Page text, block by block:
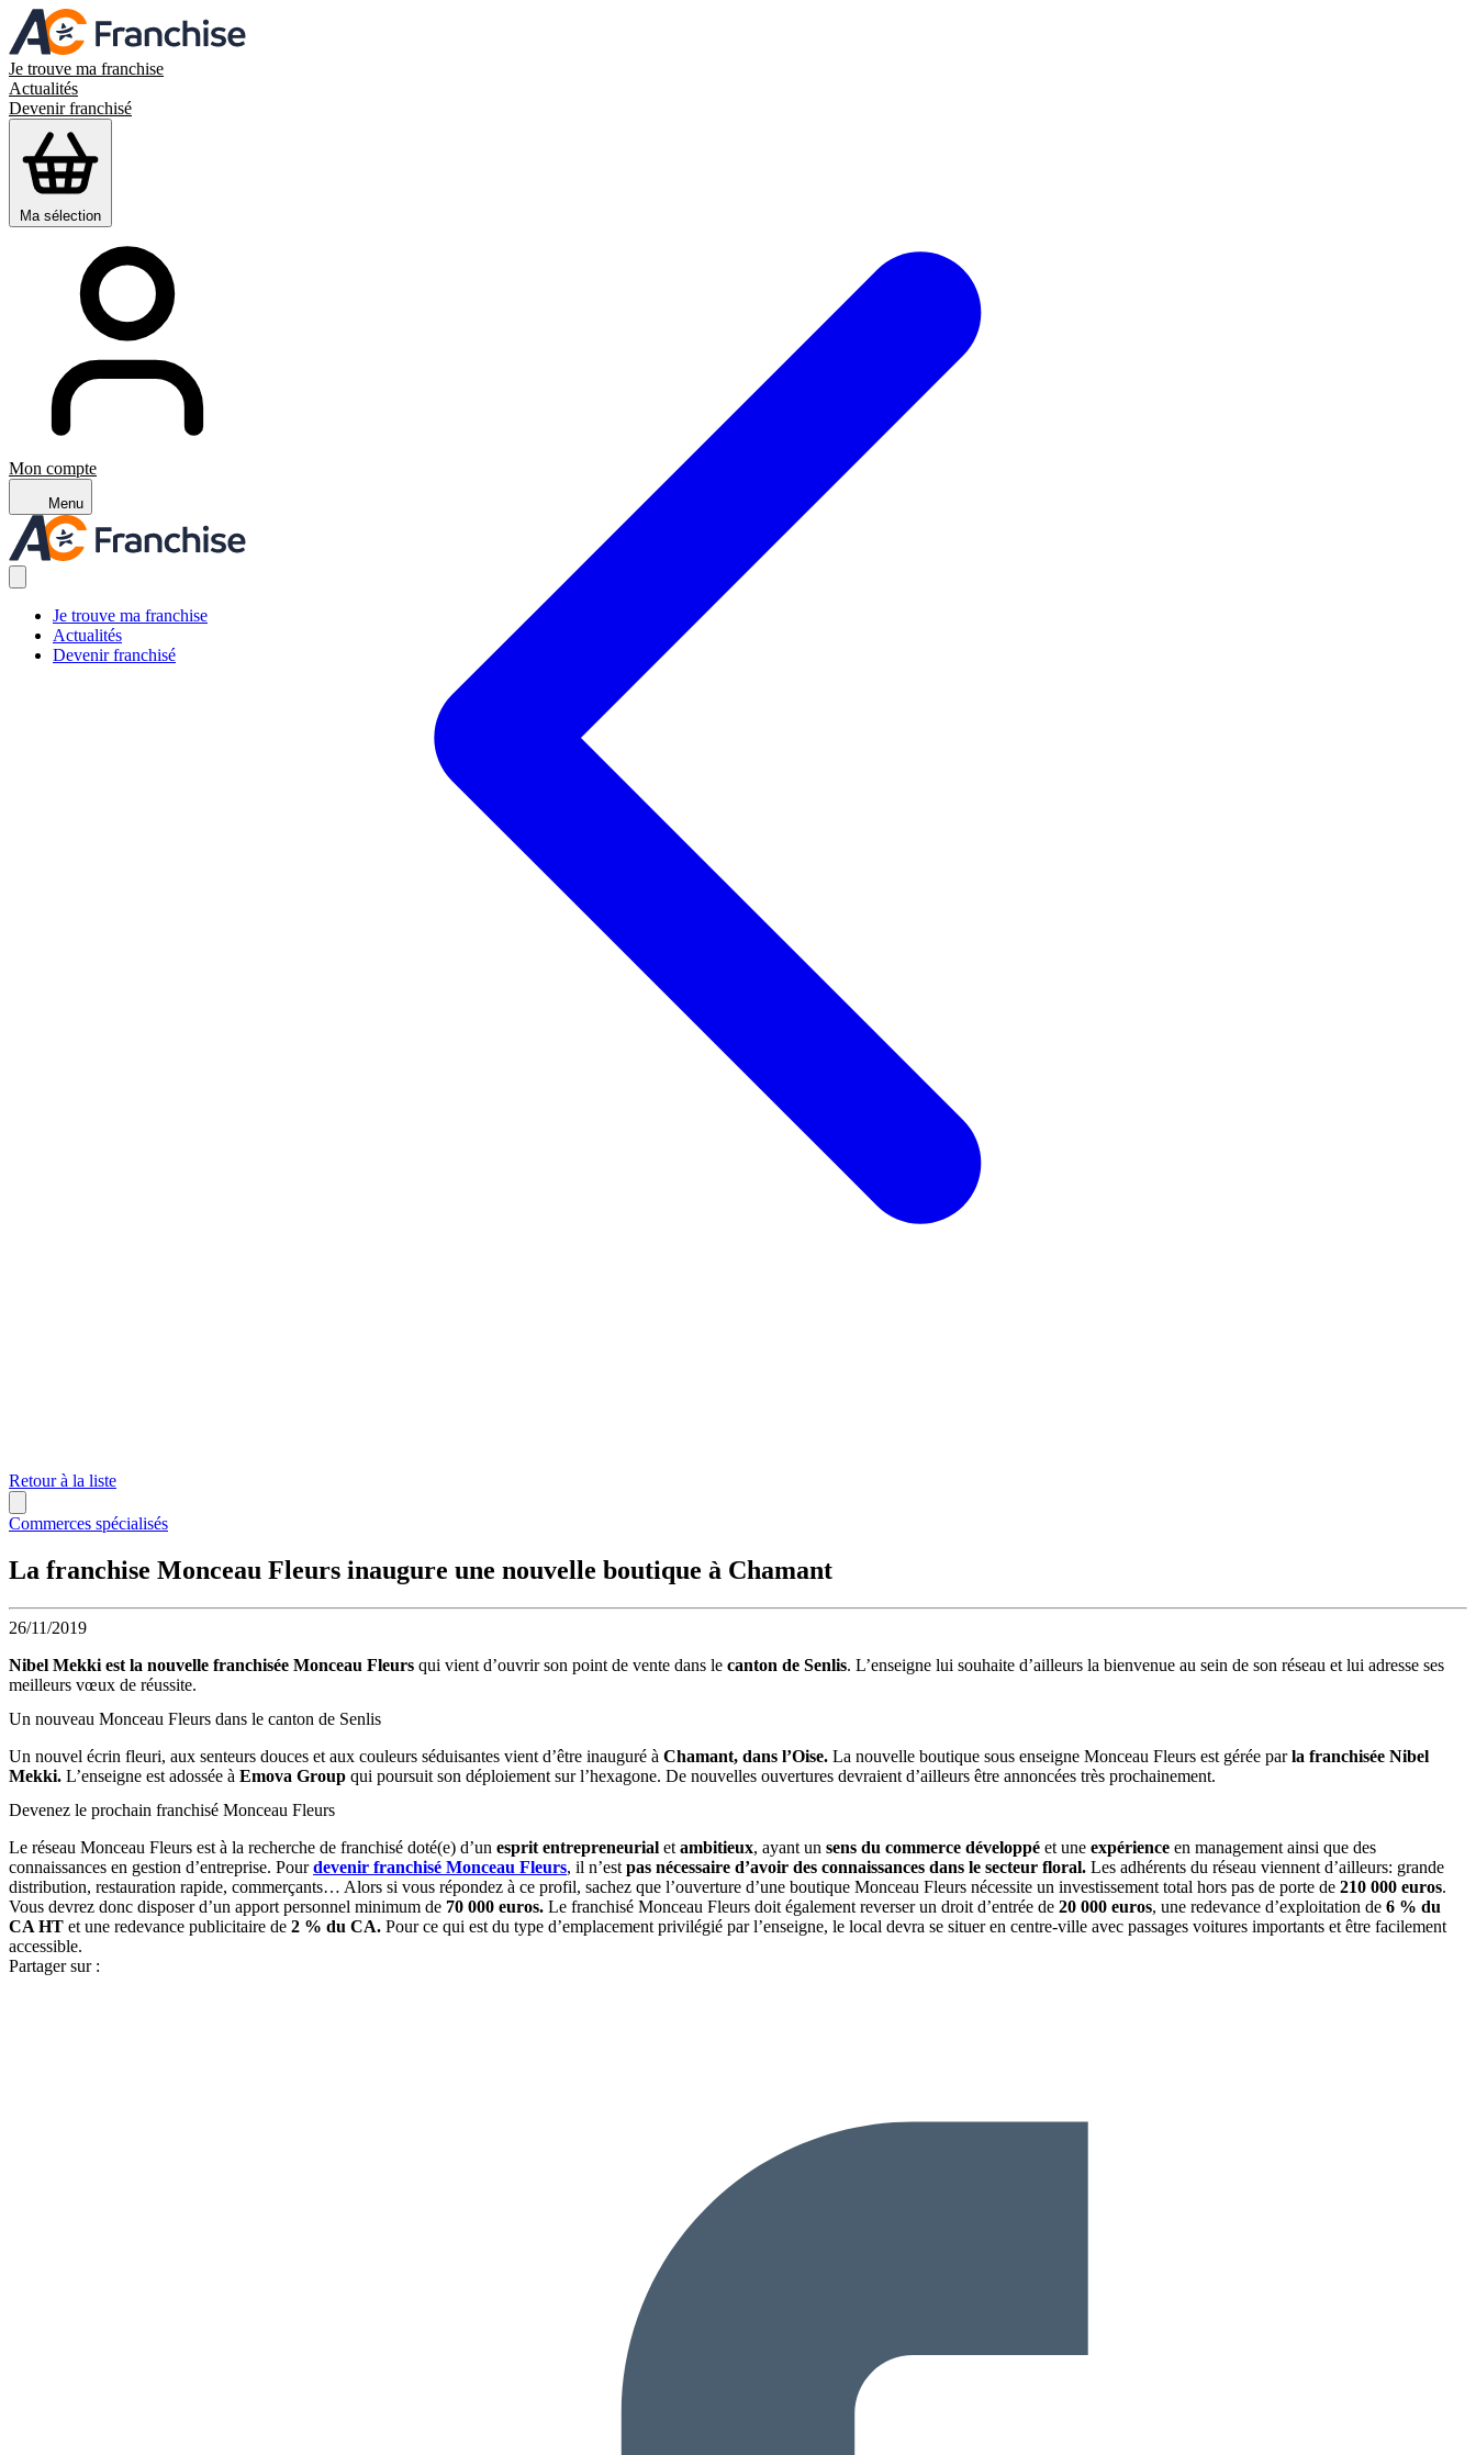
Je trouve ma franchise
Actualités
Devenir franchisé
Ma sélection
Mon compte
Menu
Je trouve ma franchise
Actualités
Devenir franchisé
Retour à la liste
Commerces spécialisés
La franchise Monceau Fleurs inaugure une nouvelle boutique à Chamant
26/11/2019
Nibel Mekki est la nouvelle franchisée Monceau Fleurs qui vient d’ouvrir son point de vente dans le canton de Senlis. L’enseigne lui souhaite d’ailleurs la bienvenue au sein de son réseau et lui adresse ses
meilleurs vœux de réussite.
Un nouveau Monceau Fleurs dans le canton de Senlis
Un nouvel écrin fleuri, aux senteurs douces et aux couleurs séduisantes vient d’être inauguré à Chamant, dans l’Oise. La nouvelle boutique sous enseigne Monceau Fleurs est gérée parla franchisée Nibel
Mekki. L’enseigne est adossée à Emova Group qui poursuit son déploiement sur l’hexagone. De nouvelles ouvertures devraient d’ailleurs être annoncées très prochainement.
Devenez le prochain franchisé Monceau Fleurs
Le réseau Monceau Fleurs est à la recherche de franchisé doté(e) d’un esprit entrepreneurial et ambitieux, ayant un sens du commerce développé et une expérience en management ainsi que des
connaissances en gestion d’entreprise. Pourdevenir franchisé Monceau Fleurs, il n’est pas nécessaire d’avoir des connaissances dans le secteur floral. Les adhérents du réseau viennent d’ailleurs: grande
distribution, restauration rapide, commerçants… Alors si vous répondez à ce profil, sachez que l’ouverture d’une boutique Monceau Fleurs nécessite un investissement total hors pas de porte de 210 000 euros.
Vous devrez donc disposer d’un apport personnel minimum de 70 000 euros. Le franchisé Monceau Fleurs doit également reverser un droit d’entrée de 20 000 euros, une redevance d’exploitation de 6 % du
CA HT et une redevance publicitaire de 2 % du CA. Pour ce qui est du type d’emplacement privilégié par l’enseigne, le local devra se situer en centre-ville avec passages voitures importants et être facilement
accessible.
Partager sur :